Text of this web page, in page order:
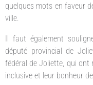
quelques mots en faveur
ville.
Il faut également
député provincial de
fédéral de Joliette, qui ont
inclusive et leur bonheur